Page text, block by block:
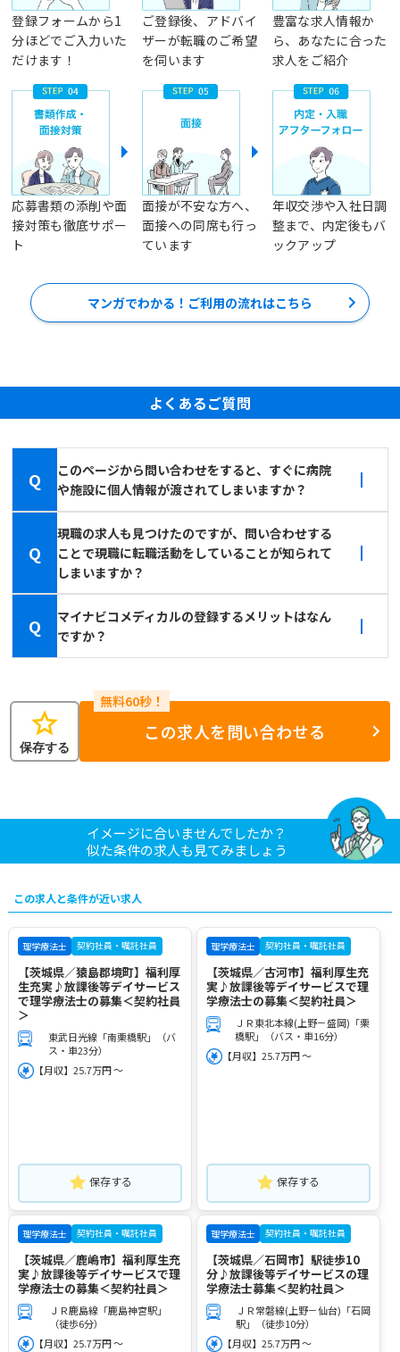
登録フォームから1
分ほどでご入力いた
だけます！
ご登録後、アドバイ
ザーが転職のご希望
を伺います
豊富な求人情報か
ら、あなたに合った
求人をご紹介
応募書類の添削や面
接対策も徹底サポー
ト
面接が不安な方へ、
面接への同席も行っ
ています
年収交渉や入社日調
整まで、内定後もバ
ックアップ
マンガでわかる！ご利用の流れはこちら
よくあるご質問
Q
このページから問い合わせをすると、すぐに病院
や施設に個人情報が渡されてしまいますか？
Q
現職の求人も見つけたのですが、問い合わせする
ことで現職に転職活動をしていることが知られて
しまいますか？
Q
マイナビコメディカルの登録するメリットはなん
ですか？
star
保存する
この求人を問い合わせる
イメージに合いませんでしたか？
似た条件の求人も見てみましょう
この求人と条件が近い求人
理学療法士 契約社員・嘱託社員
【茨城県／猿島郡境町】福利厚
生充実♪放課後等デイサービス
で理学療法士の募集＜契約社員
＞
東武日光線「南栗橋駅」（バ
ス・車23分）
【月収】25.7万円 ～
保存する
理学療法士 契約社員・嘱託社員
【茨城県／古河市】福利厚生充
実♪放課後等デイサービスで理
学療法士の募集＜契約社員＞
ＪＲ東北本線(上野－盛岡)「栗
橋駅」（バス・車16分）
【月収】25.7万円 ～
保存する
理学療法士 契約社員・嘱託社員
【茨城県／鹿嶋市】福利厚生充
実♪放課後等デイサービスで理
学療法士の募集＜契約社員＞
ＪＲ鹿島線「鹿島神宮駅」
（徒歩6分）
【月収】25.7万円 ～
理学療法士 契約社員・嘱託社員
【茨城県／石岡市】駅徒歩10
分♪放課後等デイサービスの理
学療法士募集＜契約社員＞
ＪＲ常磐線(上野－仙台)「石岡
駅」（徒歩10分）
【月収】25.7万円 ～